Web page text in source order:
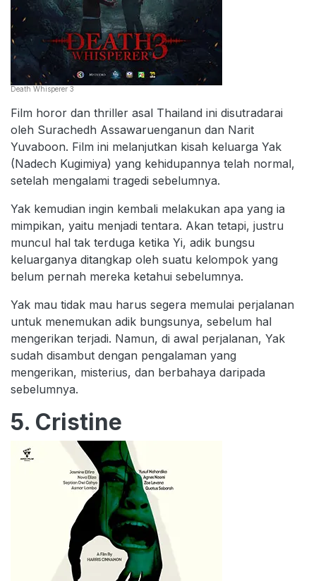
Death Whisperer 3
Film horor dan thriller asal Thailand ini disutradarai
oleh Surachedh Assawaruenganun dan Narit
Yuvaboon. Film ini melanjutkan kisah keluarga Yak
(Nadech Kugimiya) yang kehidupannya telah normal,
setelah mengalami tragedi sebelumnya.
Yak kemudian ingin kembali melakukan apa yang ia
mimpikan, yaitu menjadi tentara. Akan tetapi, justru
muncul hal tak terduga ketika Yi, adik bungsu
keluarganya ditangkap oleh suatu kelompok yang
belum pernah mereka ketahui sebelumnya.
Yak mau tidak mau harus segera memulai perjalanan
untuk menemukan adik bungsunya, sebelum hal
mengerikan terjadi. Namun, di awal perjalanan, Yak
sudah disambut dengan pengalaman yang
mengerikan, misterius, dan berbahaya daripada
sebelumnya.
5. Cristine